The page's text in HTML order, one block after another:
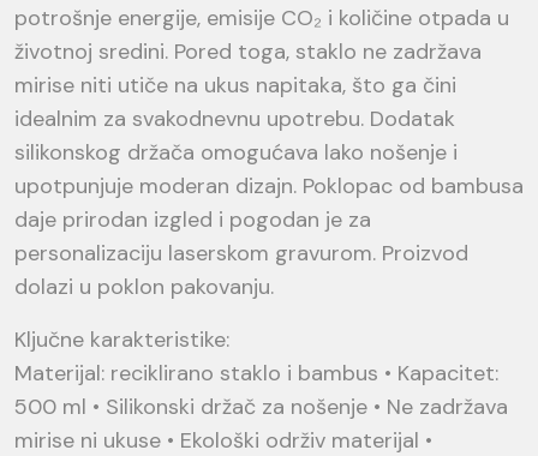
potrošnje energije, emisije CO₂ i količine otpada u
životnoj sredini. Pored toga, staklo ne zadržava
mirise niti utiče na ukus napitaka, što ga čini
idealnim za svakodnevnu upotrebu. Dodatak
silikonskog držača omogućava lako nošenje i
upotpunjuje moderan dizajn. Poklopac od bambusa
daje prirodan izgled i pogodan je za
personalizaciju laserskom gravurom. Proizvod
dolazi u poklon pakovanju.
Ključne karakteristike:
Materijal: reciklirano staklo i bambus • Kapacitet:
500 ml • Silikonski držač za nošenje • Ne zadržava
mirise ni ukuse • Ekološki održiv materijal •